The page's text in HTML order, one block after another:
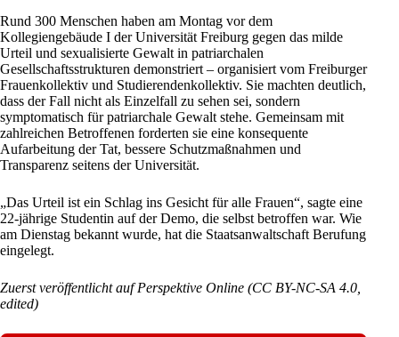
Rund 300 Menschen haben am Montag vor dem
Kollegiengebäude I der Universität Freiburg gegen das milde
Urteil und sexualisierte Gewalt in patriarchalen
Gesellschaftsstrukturen demonstriert – organisiert vom Freiburger
Frauenkollektiv und Studierendenkollektiv. Sie machten deutlich,
dass der Fall nicht als Einzelfall zu sehen sei, sondern
symptomatisch für patriarchale Gewalt stehe. Gemeinsam mit
zahlreichen Betroffenen forderten sie eine konsequente
Aufarbeitung der Tat, bessere Schutzmaßnahmen und
Transparenz seitens der Universität.
„Das Urteil ist ein Schlag ins Gesicht für alle Frauen“, sagte eine
22-jährige Studentin auf der Demo, die selbst betroffen war. Wie
am Dienstag bekannt wurde, hat die Staatsanwaltschaft Berufung
eingelegt.
Zuerst veröffentlicht aufPerspektive Online (CC BY-NC-SA 4.0
edited)